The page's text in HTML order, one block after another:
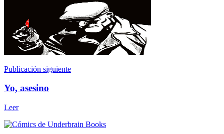
Publicación siguiente
Yo, asesino
Leer